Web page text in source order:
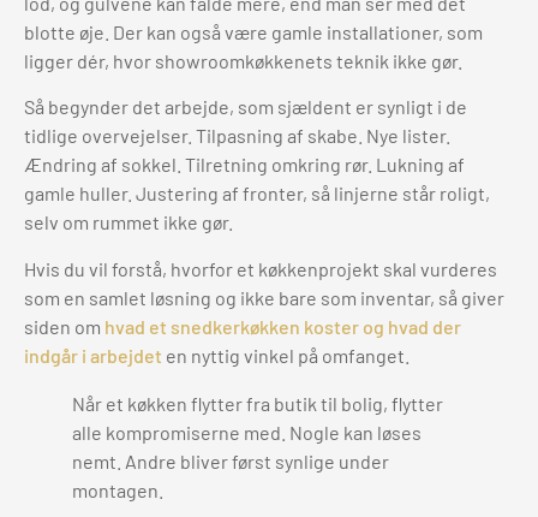
blotte øje. Der kan også være gamle installationer, som
ligger dér, hvor showroomkøkkenets teknik ikke gør.
Så begynder det arbejde, som sjældent er synligt i de
tidlige overvejelser. Tilpasning af skabe. Nye lister.
Ændring af sokkel. Tilretning omkring rør. Lukning af
gamle huller. Justering af fronter, så linjerne står roligt,
selv om rummet ikke gør.
Hvis du vil forstå, hvorfor et køkkenprojekt skal vurderes
som en samlet løsning og ikke bare som inventar, så giver
siden om hvad et snedkerkøkken koster og hvad der
indgår i arbejdet en nyttig vinkel på omfanget.
Når et køkken flytter fra butik til bolig, flytter
alle kompromiserne med. Nogle kan løses
nemt. Andre bliver først synlige under
montagen.